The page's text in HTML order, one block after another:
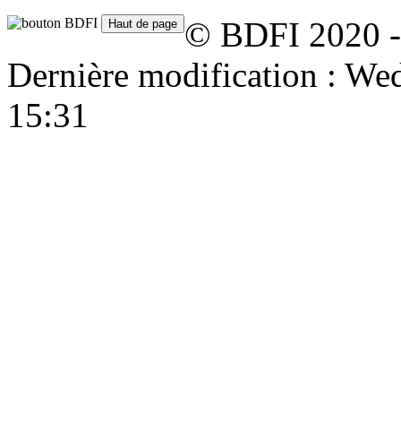
© BDFI 2020
Dernière modification :
15:31